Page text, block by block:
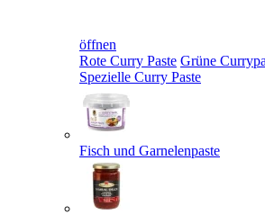
öffnen
Rote Curry Paste Grüne
Spezielle Curry Paste
Fisch und Garnelenpaste